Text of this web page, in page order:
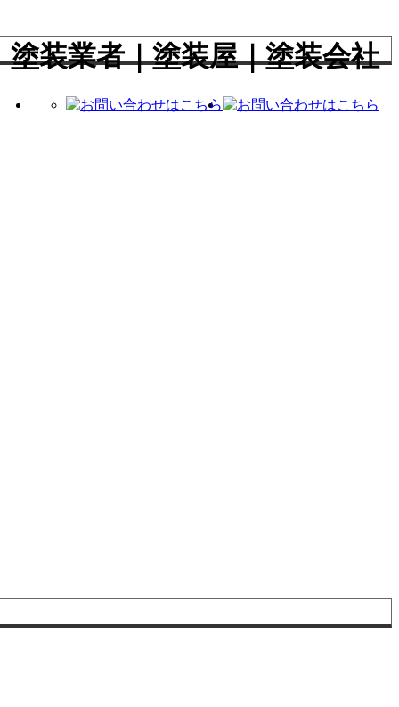
装業者｜塗装屋｜塗装会社